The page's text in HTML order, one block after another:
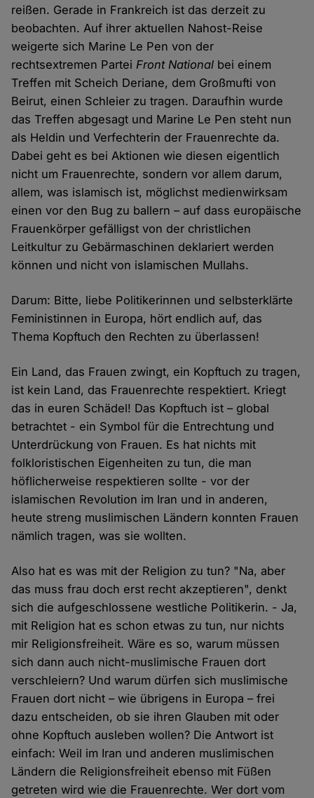
reißen. Gerade in Frankreich ist das derzeit zu
beobachten. Auf ihrer aktuellen Nahost-Reise
weigerte sich Marine Le Pen von der
rechtsextremen ParteiFront National bei einem
Treffen mit Scheich Deriane, dem Großmufti von
Beirut, einen Schleier zu tragen. Daraufhin wurde
das Treffen abgesagt und Marine Le Pen steht nun
als Heldin und Verfechterin der Frauenrechte da.
Dabei geht es bei Aktionen wie diesen eigentlich
nicht um Frauenrechte, sondern vor allem darum,
allem, was islamisch ist, möglichst medienwirksam
einen vor den Bug zu ballern – auf dass europäische
Frauenkörper gefälligst von der christlichen
Leitkultur zu Gebärmaschinen deklariert werden
können und nicht von islamischen Mullahs.
Darum: Bitte, liebe Politikerinnen und selbsterklärte
Feministinnen in Europa, hört endlich auf, das
Thema Kopftuch den Rechten zu überlassen!
Ein Land, das Frauen zwingt, ein Kopftuch zu tragen,
ist kein Land, das Frauenrechte respektiert. Kriegt
das in euren Schädel! Das Kopftuch ist – global
betrachtet - ein Symbol für die Entrechtung und
Unterdrückung von Frauen. Es hat nichts mit
folkloristischen Eigenheiten zu tun, die man
höflicherweise respektieren sollte - vor der
islamischen Revolution im Iran und in anderen,
heute streng muslimischen Ländern konnten Frauen
nämlich tragen, was sie wollten.
Also hat es was mit der Religion zu tun? "Na, aber
das muss frau doch erst recht akzeptieren", denkt
sich die aufgeschlossene westliche Politikerin. - Ja,
mit Religion hat es schon etwas zu tun, nur nichts
mir Religionsfreiheit. Wäre es so, warum müssen
sich dann auch nicht-muslimische Frauen dort
verschleiern? Und warum dürfen sich muslimische
Frauen dort nicht – wie übrigens in Europa – frei
dazu entscheiden, ob sie ihren Glauben mit oder
ohne Kopftuch ausleben wollen? Die Antwort ist
einfach: Weil im Iran und anderen muslimischen
Ländern die Religionsfreiheit ebenso mit Füßen
getreten wird wie die Frauenrechte. Wer dort vom